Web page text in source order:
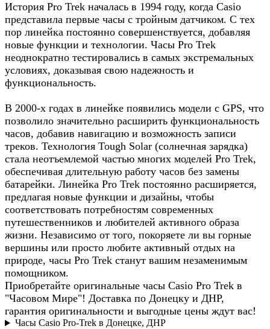
История Pro Trek началась в 1994 году, когда Casio
представила первые часы с тройным датчиком. С тех
пор линейка постоянно совершенствуется, добавляя
новые функции и технологии. Часы Pro Trek
неоднократно тестировались в самых экстремальных
условиях, доказывая свою надежность и
функциональность.
В 2000-х годах в линейке появились модели с GPS, что
позволило значительно расширить функциональность
часов, добавив навигацию и возможность записи
треков. Технология Tough Solar (солнечная зарядка)
стала неотъемлемой частью многих моделей Pro Trek,
обеспечивая длительную работу часов без замены
батарейки. Линейка Pro Trek постоянно расширяется,
предлагая новые функции и дизайны, чтобы
соответствовать потребностям современных
путешественников и любителей активного образа
жизни. Независимо от того, покоряете ли вы горные
вершины или просто любите активный отдых на
природе, часы Pro Trek станут вашим незаменимым
помощником.
Приобретайте оригинальные часы Casio Pro Trek в
"Часовом Мире"! Доставка по Донецку и ДНР,
гарантия оригинальности и выгодные цены ждут вас!
Часы Casio Pro-Trek в Донецке, ДНР